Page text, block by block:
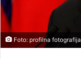
i
Foto: profilna fotografija